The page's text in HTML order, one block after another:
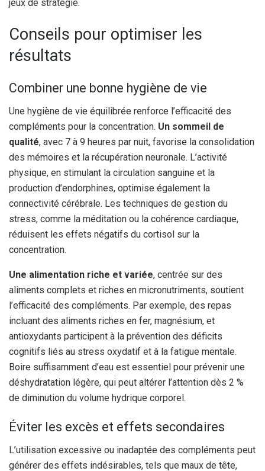
jeux de stratégie.
Conseils pour optimiser les
résultats
Combiner une bonne hygiène de vie
Une hygiène de vie équilibrée renforce l’efficacité des
compléments pour la concentration. Un sommeil de
qualité, avec 7 à 9 heures par nuit, favorise la consolidation
des mémoires et la récupération neuronale. L’activité
physique, en stimulant la circulation sanguine et la
production d’endorphines, optimise également la
connectivité cérébrale. Les techniques de gestion du
stress, comme la méditation ou la cohérence cardiaque,
réduisent les effets négatifs du cortisol sur la
concentration.
Une alimentation riche et variée, centrée sur des
aliments complets et riches en micronutriments, soutient
l’efficacité des compléments. Par exemple, des repas
incluant des aliments riches en fer, magnésium, et
antioxydants participent à la prévention des déficits
cognitifs liés au stress oxydatif et à la fatigue mentale.
Boire suffisamment d’eau est essentiel pour prévenir une
déshydratation légère, qui peut altérer l’attention dès 2 %
de diminution du volume hydrique corporel.
Éviter les excès et effets secondaires
L’utilisation excessive ou inadaptée des compléments peut
générer des effets indésirables, tels que maux de tête,